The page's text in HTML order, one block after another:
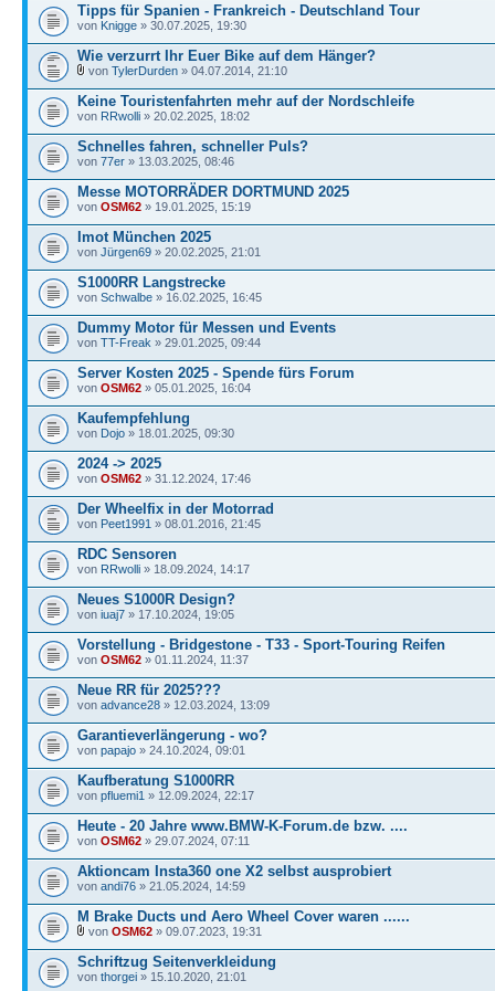
Tipps für Spanien - Frankreich - Deutschland Tour
von Knigge » 30.07.2025, 19:30
Wie verzurrt Ihr Euer Bike auf dem Hänger?
von TylerDurden » 04.07.2014, 21:10
Keine Touristenfahrten mehr auf der Nordschleife
von RRwolli » 20.02.2025, 18:02
Schnelles fahren, schneller Puls?
von 77er » 13.03.2025, 08:46
Messe MOTORRÄDER DORTMUND 2025
von OSM62 » 19.01.2025, 15:19
Imot München 2025
von Jürgen69 » 20.02.2025, 21:01
S1000RR Langstrecke
von Schwalbe » 16.02.2025, 16:45
Dummy Motor für Messen und Events
von TT-Freak » 29.01.2025, 09:44
Server Kosten 2025 - Spende fürs Forum
von OSM62 » 05.01.2025, 16:04
Kaufempfehlung
von Dojo » 18.01.2025, 09:30
2024 -> 2025
von OSM62 » 31.12.2024, 17:46
Der Wheelfix in der Motorrad
von Peet1991 » 08.01.2016, 21:45
RDC Sensoren
von RRwolli » 18.09.2024, 14:17
Neues S1000R Design?
von iuaj7 » 17.10.2024, 19:05
Vorstellung - Bridgestone - T33 - Sport-Touring Reifen
von OSM62 » 01.11.2024, 11:37
Neue RR für 2025???
von advance28 » 12.03.2024, 13:09
Garantieverlängerung - wo?
von papajo » 24.10.2024, 09:01
Kaufberatung S1000RR
von pfluemi1 » 12.09.2024, 22:17
Heute - 20 Jahre www.BMW-K-Forum.de bzw. ....
von OSM62 » 29.07.2024, 07:11
Aktioncam Insta360 one X2 selbst ausprobiert
von andi76 » 21.05.2024, 14:59
M Brake Ducts und Aero Wheel Cover waren ......
von OSM62 » 09.07.2023, 19:31
Schriftzug Seitenverkleidung
von thorgei » 15.10.2020, 21:01